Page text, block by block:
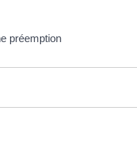
préemption